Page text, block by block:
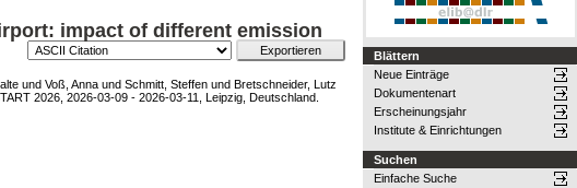
impact of different emission
und Voß, Anna und Schmitt, Steffen und Bretschneider, Lutz
2026, 2026-03-09 - 2026-03-11, Leipzig, Deutschland.
Blättern
Neue Einträge
Dokumentenart
Erscheinungsjahr
Institute & Einrichtungen
Suchen
Einfache Suche